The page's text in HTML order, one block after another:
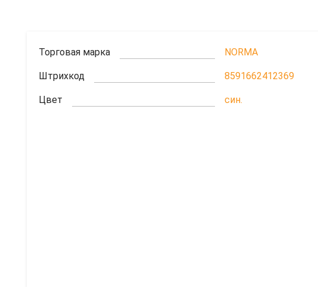
Торговая марка NORMA
Штрихкод 8591662412369
Цвет син.